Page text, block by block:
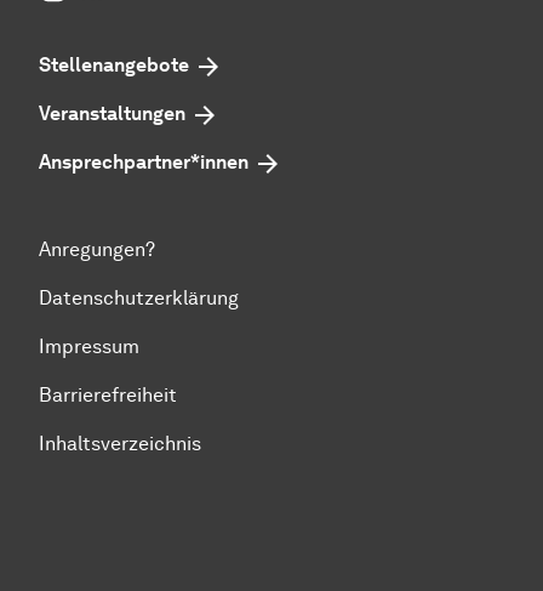
Stellenangebote
Veranstaltungen
Ansprechpartner*innen
Anregungen?
Datenschutzerklärung
Impressum
Barrierefreiheit
Inhaltsverzeichnis